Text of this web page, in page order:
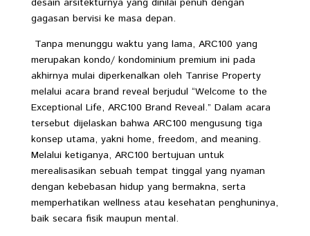
gagasan bervisi ke masa depan.
Tanpa menunggu waktu yang lama, ARC100 yang
merupakan kondo/ kondominium premium ini pada
akhirnya mulai diperkenalkan oleh Tanrise Property
melalui acara brand reveal berjudul “Welcome to the
Exceptional Life, ARC100 Brand Reveal.” Dalam acara
tersebut dijelaskan bahwa ARC100 mengusung tiga
konsep utama, yakni home, freedom, and meaning.
Melalui ketiganya, ARC100 bertujuan untuk
merealisasikan sebuah tempat tinggal yang nyaman
dengan kebebasan hidup yang bermakna, serta
memperhatikan wellness atau kesehatan penghuninya,
baik secara fisik maupun mental.